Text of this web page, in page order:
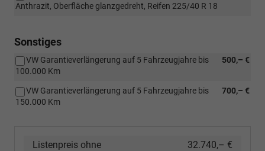
Anthrazit, Oberfläche glanzgedreht, Reifen 225/40 R 18
Sonstiges
500,– €
VW Garantieverlängerung auf 5 Fahrzeugjahre bis
100.000 Km
700,– €
VW Garantieverlängerung auf 5 Fahrzeugjahre bis
150.000 Km
Listenpreis ohne
32.740,– €